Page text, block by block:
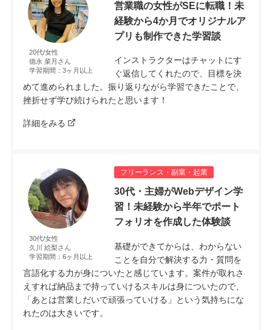
20代/女性
德永 菜月さん
学習期間：3ヶ月以上
営業職の女性がSEに転職！未
経験から4か月でオリジナルア
プリも制作できた学習談
インストラクターはチャットにす
ぐ返信してくれたので、目標を決
めて進められました。振り返りながら学習できたことで、
挫折せず学び続けられたと思います！
詳細をみる
フリーランス・副業・起業
30代/女性
久川 絵梨さん
学習期間：6ヶ月以上
30代・主婦がWebデザイン学
習！未経験から半年でポート
フォリオを作成した体験談
基礎ができてからは、わからない
ことを自分で解決する力・質問を
言語化する力が身についたと感じています。案件が取れさ
えすれば納品まで持っていけるスキルは身についたので、
「あとは営業しだいで頑張っていける」という気持ちにな
れたのは大きいです。